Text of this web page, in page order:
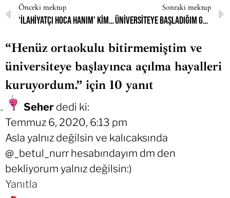
Önceki mektup
‘İlahiyatçı hoca hanım’ kimliği altında ezilmek istemiyorum.
Sonraki mektup
Üniversiteye başladığım gün açılmak istiyorum.
“Henüz ortaokulu bitirmemiştim ve
üniversiteye başlayınca açılma hayalleri
kuruyordum.” için 10 yanıt
Seher dedi ki:
Temmuz 6, 2020, 6:13 pm
Asla yalnız değilsin ve kalıcaksında
@_betul_nurr hesabındayım dm den
bekliyorum yalnız değilsin:)
Yanıtla